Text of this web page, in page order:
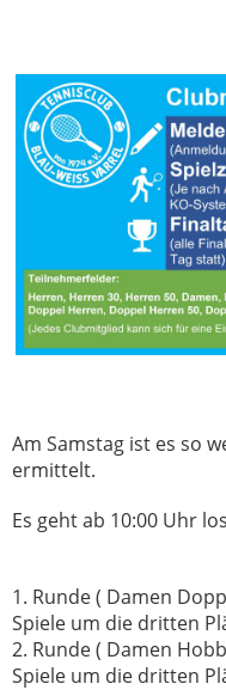
Am Samstag ist es so
ermittelt.
Es geht ab 10:00 Uhr
1. Runde ( Damen
Spiele um die dritten
2. Runde ( Damen
Spiele um die dritten